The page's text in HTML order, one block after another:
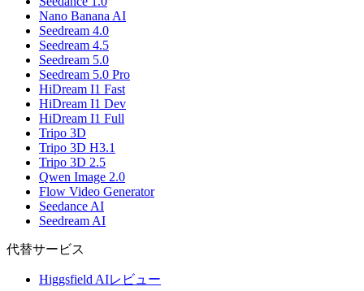
Nano Banana AI
Seedream 4.0
Seedream 4.5
Seedream 5.0
Seedream 5.0 Pro
HiDream I1 Fast
HiDream I1 Dev
HiDream I1 Full
Tripo 3D
Tripo 3D H3.1
Tripo 3D 2.5
Qwen Image 2.0
Flow Video Generator
Seedance AI
Seedream AI
代替サービス
Higgsfield AIレビュー